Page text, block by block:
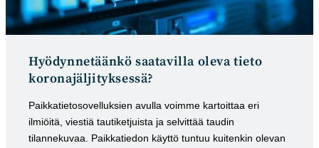
Hyödynnetäänkö saatavilla oleva tieto
koronajäljityksessä?
Paikkatietosovelluksien avulla voimme kartoittaa eri
ilmiöitä, viestiä tautiketjuista ja selvittää taudin
tilannekuvaa. Paikkatiedon käyttö tuntuu kuitenkin olevan